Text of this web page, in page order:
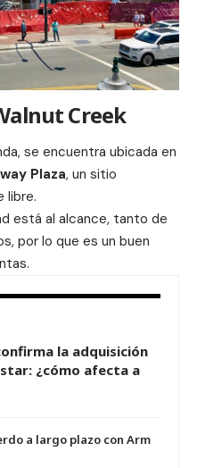
Creek
se encuentra ubicada en
Plaza, un sitio
libre.
está al alcance, tanto de
por lo que es un buen
la adquisición
¿cómo afecta a
a largo plazo con Arm